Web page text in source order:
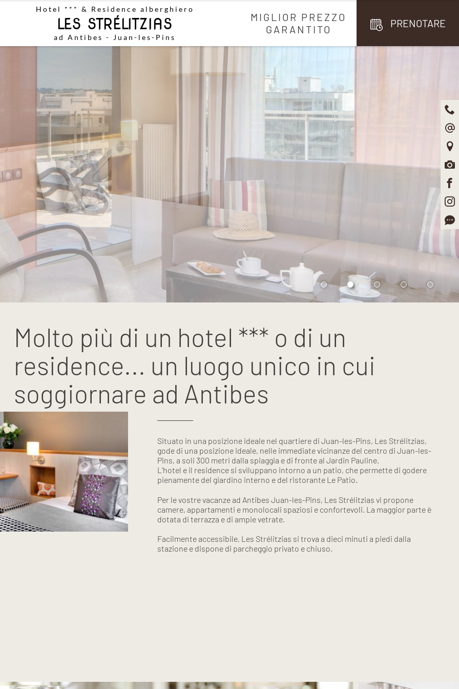
Hotel *** & Residence alberghiero
LES STRÉLITZIAS
ad Antibes - Juan-les-Pins
MIGLIOR PREZZO
GARANTITO
PRENOTARE
Molto più di un hotel *** o di un
residence... un luogo unico in cui
soggiornare ad Antibes
Situato in una posizione ideale nel quartiere di Juan-les-Pins, Les Strélitzias,
gode di una posizione ideale, nelle immediate vicinanze del centro di Juan-les-
Pins, a soli 300 metri dalla spiaggia e di fronte al Jardin Pauline.
L'hotel e il residence si sviluppano intorno a un patio, che permette di godere
pienamente del giardino interno e del ristorante Le Patio.
Per le vostre vacanze ad Antibes Juan-les-Pins, Les Strélitzias vi propone
camere, appartamenti e monolocali spaziosi e confortevoli. La maggior parte è
dotata di terrazza e di ampie vetrate.
Facilmente accessibile, Les Strélitzias si trova a dieci minuti a piedi dalla
stazione e dispone di parcheggio privato e chiuso.